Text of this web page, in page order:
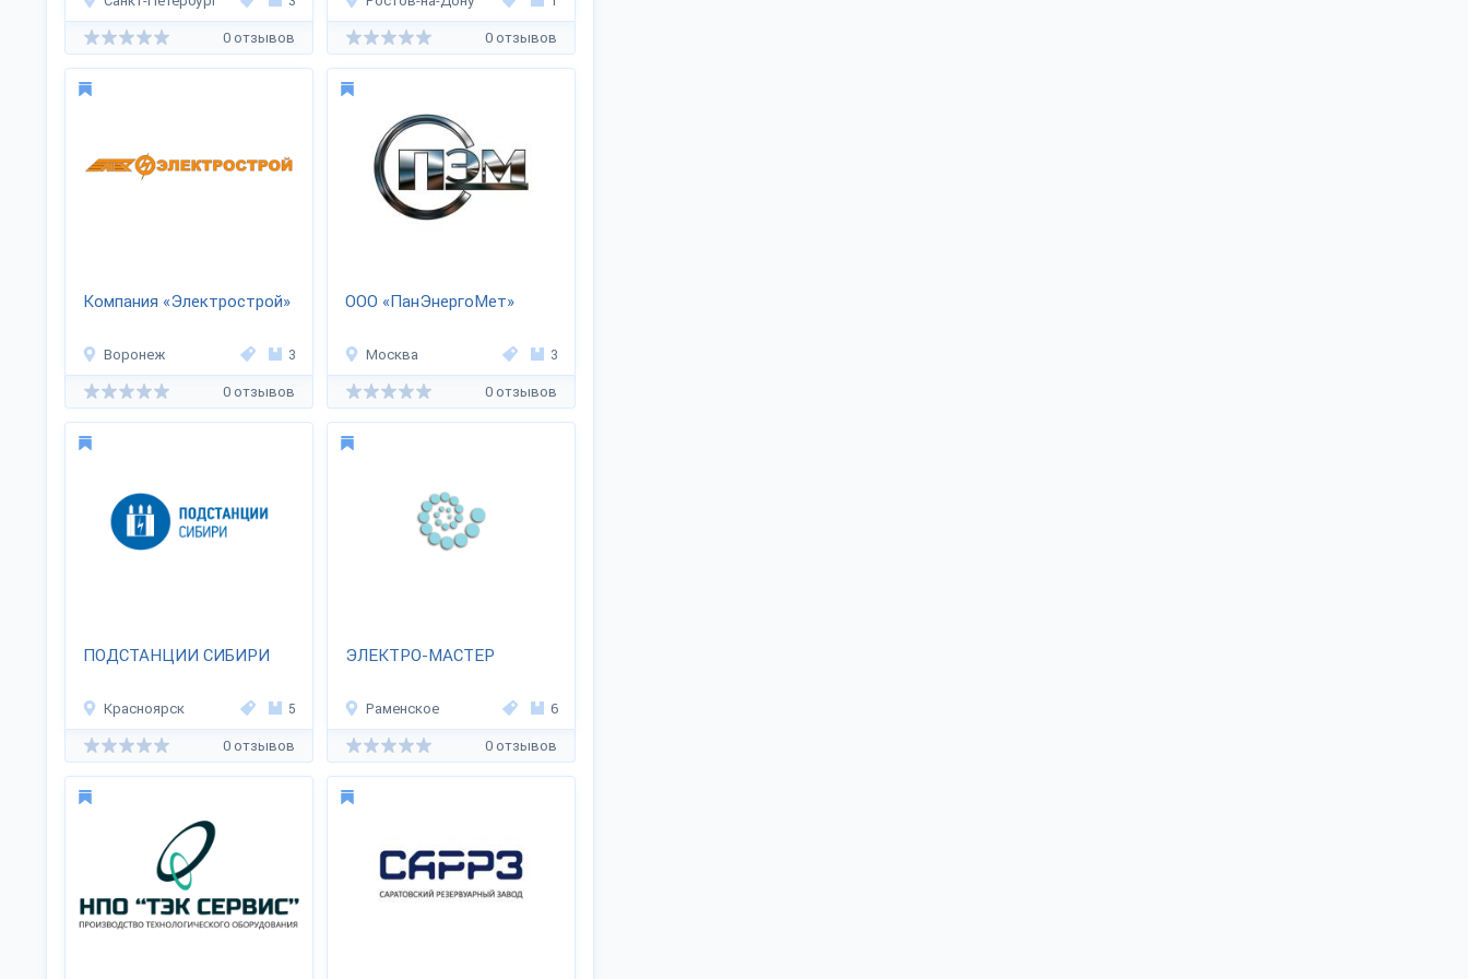
0 отзывов 0 отзывов
Компания «Электрострой»
Воронеж 3
0 отзывов
ООО «ПанЭнергоМет»
Москва 3
0 отзывов
ПОДСТАНЦИИ СИБИРИ
Красноярск 5
0 отзывов
ЭЛЕКТРО-МАСТЕР
Раменское 6
0 отзывов